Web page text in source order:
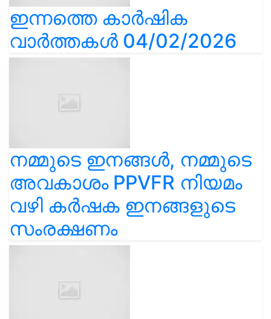
ഇന്നത്തെ കാർഷിക
വാർത്തകൾ 04/02/2026
നമ്മുടെ ഇനങ്ങൾ, നമ്മുടെ
അവകാശം PPVFR നിയമം
വഴി കർഷക ഇനങ്ങളുടെ
സംരക്ഷണം